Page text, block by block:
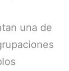
una de